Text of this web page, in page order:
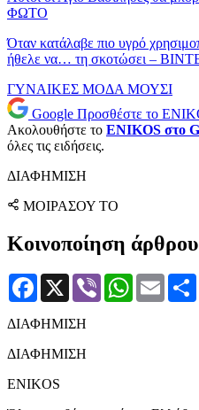
ΦΩΤΟ
Όταν κατάλαβε πιο υγρό
ήθελε να… τη σκοτώσει –
ΓΥΝΑΙΚΕΣ ΜΟΔΑ ΜΟΥΣΙ
Google Προσθέστε το
Ακολουθήστε το ENIKOS στο
όλες τις ειδήσεις.
ΔΙΑΦΗΜΙΣΗ
ΜΟΙΡΑΣΟΥ ΤΟ
Κοινοποίηση άρθρου
Facebook
X Viber WhatsApp
Email
ΔΙΑΦΗΜΙΣΗ
ΔΙΑΦΗΜΙΣΗ
ENIKOS